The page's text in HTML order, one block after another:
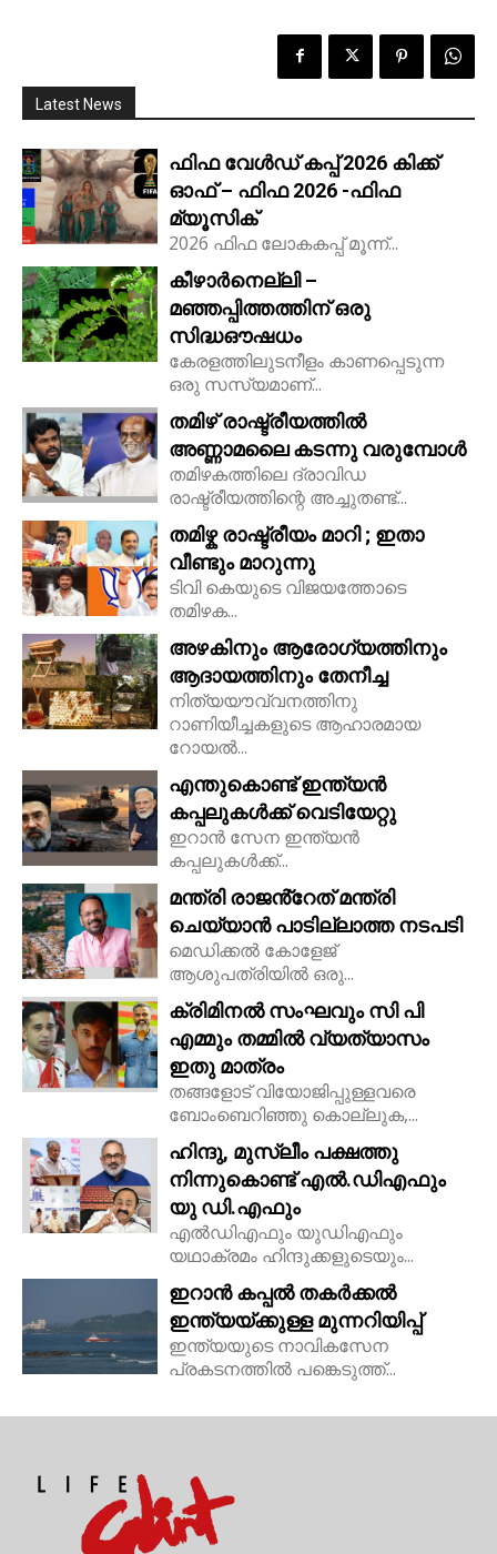
Latest News
ഫിഫ വേൾഡ് കപ്പ് 2026 കിക്ക്‌
ഓഫ് – ഫിഫ 2026 -ഫിഫ
മ്യൂസിക്
2026 ഫിഫ ലോകകപ്പ് മൂന്ന്...
കീഴാർനെല്ലി –
മഞ്ഞപ്പിത്തത്തിന് ഒരു
സിദ്ധഔഷധം
കേരളത്തിലുടനീളം കാണപ്പെടുന്ന
ഒരു സസ്യമാണ്...
തമിഴ് രാഷ്ട്രീയത്തിൽ
അണ്ണാമലൈ കടന്നു വരുമ്പോൾ
തമിഴകത്തിലെ ദ്രാവിഡ
രാഷ്ട്രീയത്തിന്റെ അച്ചുതണ്ട്...
തമിഴ്ക രാഷ്ട്രീയം മാറി ; ഇതാ
വീണ്ടും മാറുന്നു
ടിവി കെയുടെ വിജയത്തോടെ
തമിഴക...
അഴകിനും ആരോഗ്യത്തിനും
ആദായത്തിനും തേനീച്ച
നിത്യയൗവ്വനത്തിനു
റാണിയീച്ചകളുടെ ആഹാരമായ
റോയല്‍...
എന്തുകൊണ്ട് ഇന്ത്യൻ
കപ്പലുകൾക്ക് വെടിയേറ്റു
ഇറാൻ സേന ഇന്ത്യൻ
കപ്പലുകൾക്ക്...
മന്ത്രി രാജൻ്റേത് മന്ത്രി
ചെയ്യാൻ പാടില്ലാത്ത നടപടി
മെഡിക്കൽ കോളേജ്
ആശുപത്രിയിൽ ഒരു...
ക്രിമിനൽ സംഘവും സി പി
എമ്മും തമ്മിൽ വ്യത്യാസം
ഇതു മാത്രം
തങ്ങളോട് വിയോജിപ്പുള്ളവരെ
ബോംബെറിഞ്ഞു കൊല്ലുക,...
ഹിന്ദു, മുസ്ലീം പക്ഷത്തു
നിന്നുകൊണ്ട് എൽ.ഡിഎഫും
യു ഡി.എഫും
എൽഡിഎഫും യുഡിഎഫും
യഥാക്രമം ഹിന്ദുക്കളുടെയും...
ഇറാൻ കപ്പൽ തകർക്കൽ
ഇന്ത്യയ്ക്കുള്ള മുന്നറിയിപ്പ്
ഇന്ത്യയുടെ നാവികസേന
പ്രകടനത്തിൽ പങ്കെടുത്ത്...